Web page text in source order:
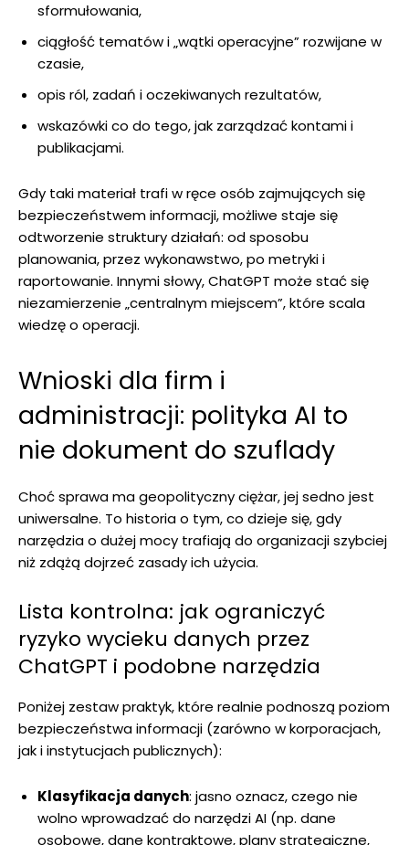
sformułowania,
ciągłość tematów i „wątki operacyjne” rozwijane w
czasie,
opis ról, zadań i oczekiwanych rezultatów,
wskazówki co do tego, jak zarządzać kontami i
publikacjami.
Gdy taki materiał trafi w ręce osób zajmujących się
bezpieczeństwem informacji, możliwe staje się
odtworzenie struktury działań: od sposobu
planowania, przez wykonawstwo, po metryki i
raportowanie. Innymi słowy, ChatGPT może stać się
niezamierzenie „centralnym miejscem”, które scala
wiedzę o operacji.
Wnioski dla firm i
administracji: polityka AI to
nie dokument do szuflady
Choć sprawa ma geopolityczny ciężar, jej sedno jest
uniwersalne. To historia o tym, co dzieje się, gdy
narzędzia o dużej mocy trafiają do organizacji szybciej
niż zdążą dojrzeć zasady ich użycia.
Lista kontrolna: jak ograniczyć
ryzyko wycieku danych przez
ChatGPT i podobne narzędzia
Poniżej zestaw praktyk, które realnie podnoszą poziom
bezpieczeństwa informacji (zarówno w korporacjach,
jak i instytucjach publicznych):
Klasyfikacja danych: jasno oznacz, czego nie
wolno wprowadzać do narzędzi AI (np. dane
osobowe, dane kontraktowe, plany strategiczne,